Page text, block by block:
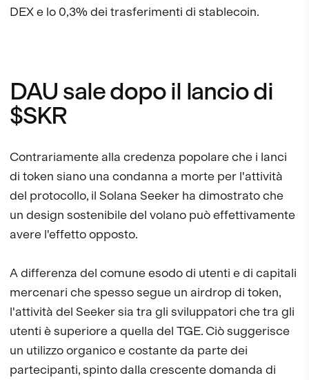
DEX e lo 0,3% dei trasferimenti di stablecoin.
DAU sale dopo il lancio di
$SKR
Contrariamente alla credenza popolare che i lanci
di token siano una condanna a morte per l'attività
del protocollo, il Solana Seeker ha dimostrato che
un design sostenibile del volano può effettivamente
avere l'effetto opposto.
A differenza del comune esodo di utenti e di capitali
mercenari che spesso segue un airdrop di token,
l'attività del Seeker sia tra gli sviluppatori che tra gli
utenti è superiore a quella del TGE. Ciò suggerisce
un utilizzo organico e costante da parte dei
partecipanti, spinto dalla crescente domanda di